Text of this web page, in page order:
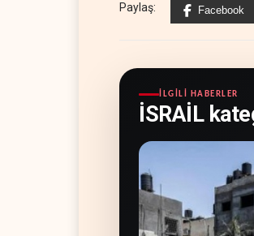
Paylaş: Facebook
İLGILI HABERLER
İSRAİL